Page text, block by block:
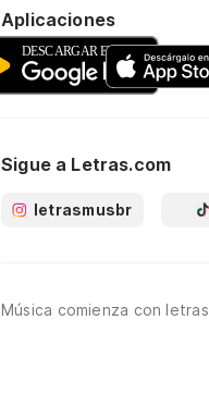
Aplicaciones
Sigue a Letras.com
letrasmusbr
Música comienza con letras